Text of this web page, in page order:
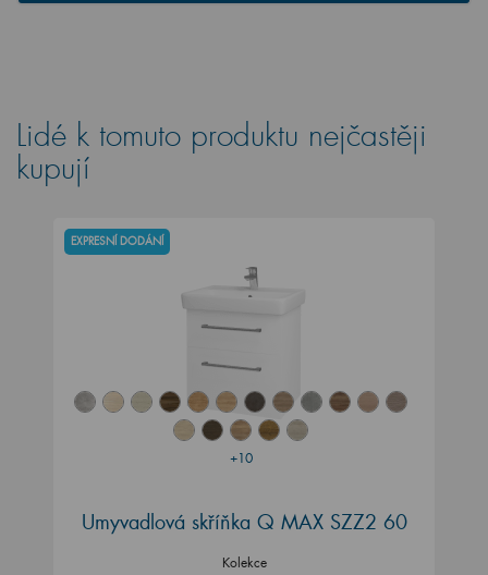
Lidé k tomuto produktu nejčastěji
kupují
+10
EXPRESNÍ DODÁNÍ
Umyvadlová skříňka Q MAX SZZ2 60
Kolekce